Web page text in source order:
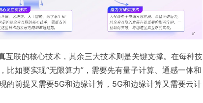
互联的核心技术，其余三大技术则是关键支撑。在每种技
比如要实现“无限算力”，需要先有量子计算、通感一体和
的前提又需要5G和边缘计算，5G和边缘计算又需要云计